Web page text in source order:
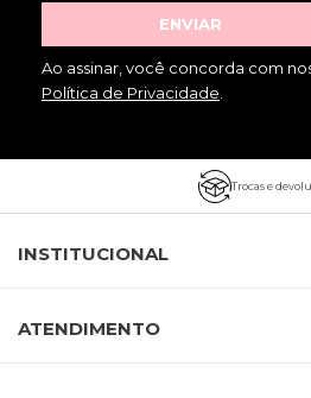
ENVIAR
Ao assinar, você concorda com
Política de Privacidade.
Trocas e
INSTITUCIONAL
ATENDIMENTO